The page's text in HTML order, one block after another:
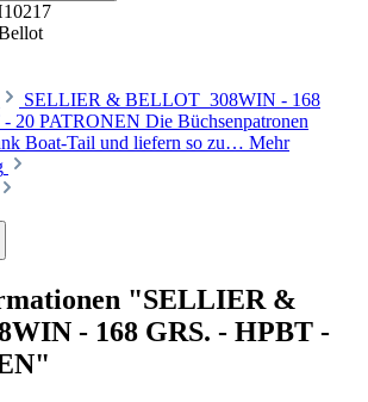
SELLIER & BELLOT 308WIN - 168
20 PATRONEN Die Büchsenpatronen
Boat-Tail und liefern so zu… Mehr
"SELLIER &
- 168 GRS. - HPBT -